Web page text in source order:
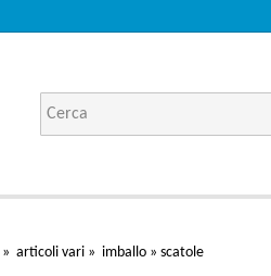
» articoli vari » imballo » scatole